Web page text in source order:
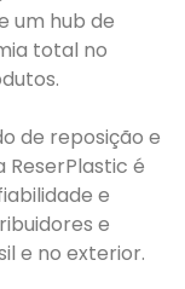
um hub de
total no
de reposição e
ReserPlastic é
e
e
e no exterior.